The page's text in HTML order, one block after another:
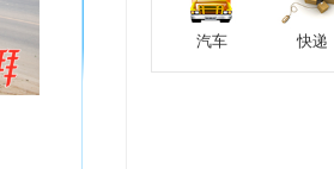
汽车 快递